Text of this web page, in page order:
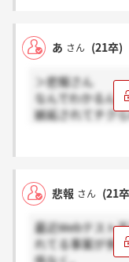
た。
あ さん (21卒)
＞悲報さん
なんでわかるん
嫉妬されてチク
内定者研修でバ
早いよね。
ちなみに高学歴
ない業界大手行
悲報 さん (21
最近Webテスト
れてる事案が多